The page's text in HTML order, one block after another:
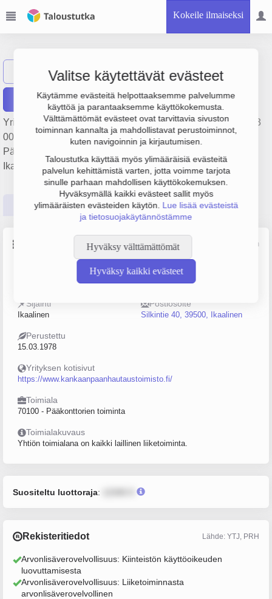
Kokeile ilmaiseksi
Valitse käytettävät evästeet
Käytämme evästeitä helpottaaksemme palvelumme
käyttöä ja parantaaksemme käyttökokemusta.
Välttämättömät evästeet ovat tarvittavia sivuston
toiminnan kannalta ja mahdollistavat perustoiminnot,
kuten navigoinnin ja kirjautumisen.
Taloustutka käyttää myös ylimääräisiä evästeitä
palvelun kehittämistä varten, jotta voimme tarjota
sinulle parhaan mahdollisen käyttökokemuksen.
Hyväksymällä kaikki evästeet sallit myös
ylimääräisten evästeiden käytön. Lue lisää evästeistä
ja tietosuojakäytännöstämme
Hyväksy välttämättömät
Hyväksy kaikki evästeet
Näytä haku TY Teuho Yhtiöt Oy
Raportit
Yrityksen Teuho Yhtiöt Oy liikevaihto on 490 000 €, tulos -43
000 € ja henkilöstömäärä 3. Sen päätoimiala on
Pääkonttorien toiminta, perustamisvuosi 1978 ja sijainti
Ikaalinen. Yrityksen yhtiömuoto Osakeyhtiö (OY).
Perustiedot Tilinpäätösluvut Päättäjätiedot
Lähde: YTJ, PRH, Traficom
Henkilöstömäärä
0–4
Sijainti
Ikaalinen
Postiosoite
Silkintie 40, 39500, Ikaalinen
Perustettu
15.03.1978
Yrityksen kotisivut
https://www.kankaanpaanhautaustoimisto.fi/
Toimiala
70100 - Pääkonttorien toiminta
Toimialakuvaus
Yhtiön toimialana on kaikki laillinen liiketoiminta.
Suositeltu luottoraja:
Rekisteritiedot Lähde: YTJ, PRH
Arvonlisäverovelvollisuus: Kiinteistön käyttöoikeuden
luovuttamisesta
Arvonlisäverovelvollisuus: Liiketoiminnasta
arvonlisäverovelvollinen